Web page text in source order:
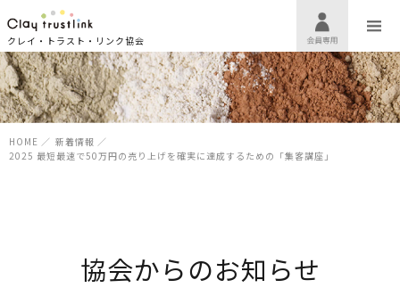
クレイ・トラスト・リンク協会
HOME ／ 新着情報 ／
2025 最短最速で50万円の売り上げを確実に達成するための「集客講座」
協会からのお知らせ